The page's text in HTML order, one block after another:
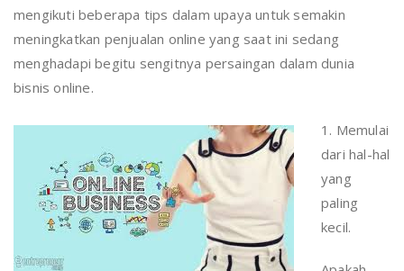
mengikuti beberapa tips dalam upaya untuk semakin
meningkatkan penjualan online yang saat ini sedang
menghadapi begitu sengitnya persaingan dalam dunia
bisnis online.
1. Memulai
dari hal-hal
yang
paling
kecil.